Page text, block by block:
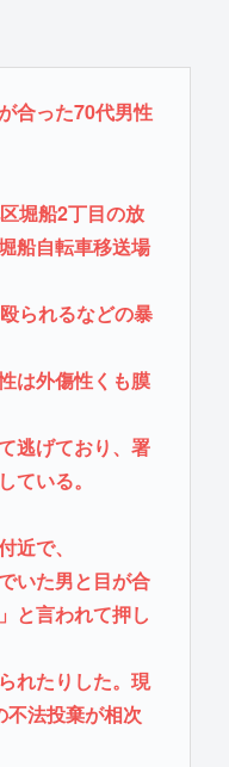
合った70代男性
堀船2丁目の放
船自転車移送場
られるなどの暴
は外傷性くも膜
逃げており、署
ている。
近で、
いた男と目が合
と言われて押し
れたりした。現
法投棄が相次